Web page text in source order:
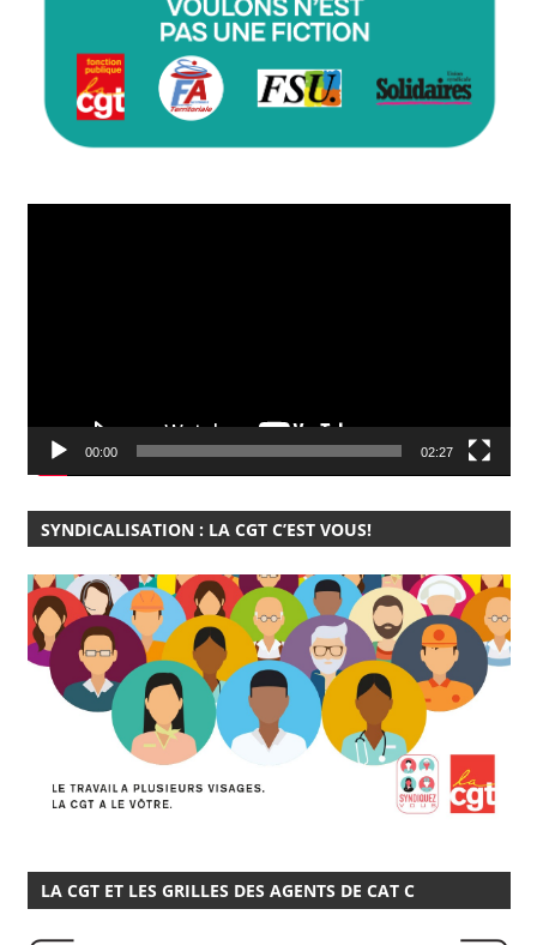
00:00 02:27
SYNDICALISATION : LA CGT C’EST VOUS!
LA CGT ET LES GRILLES DES AGENTS DE CAT C